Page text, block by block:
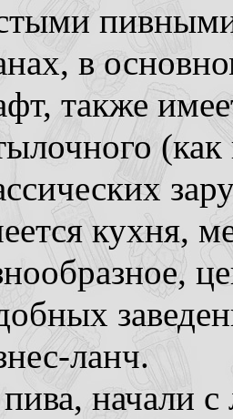
в
также
кухня,
ланч.
начали с